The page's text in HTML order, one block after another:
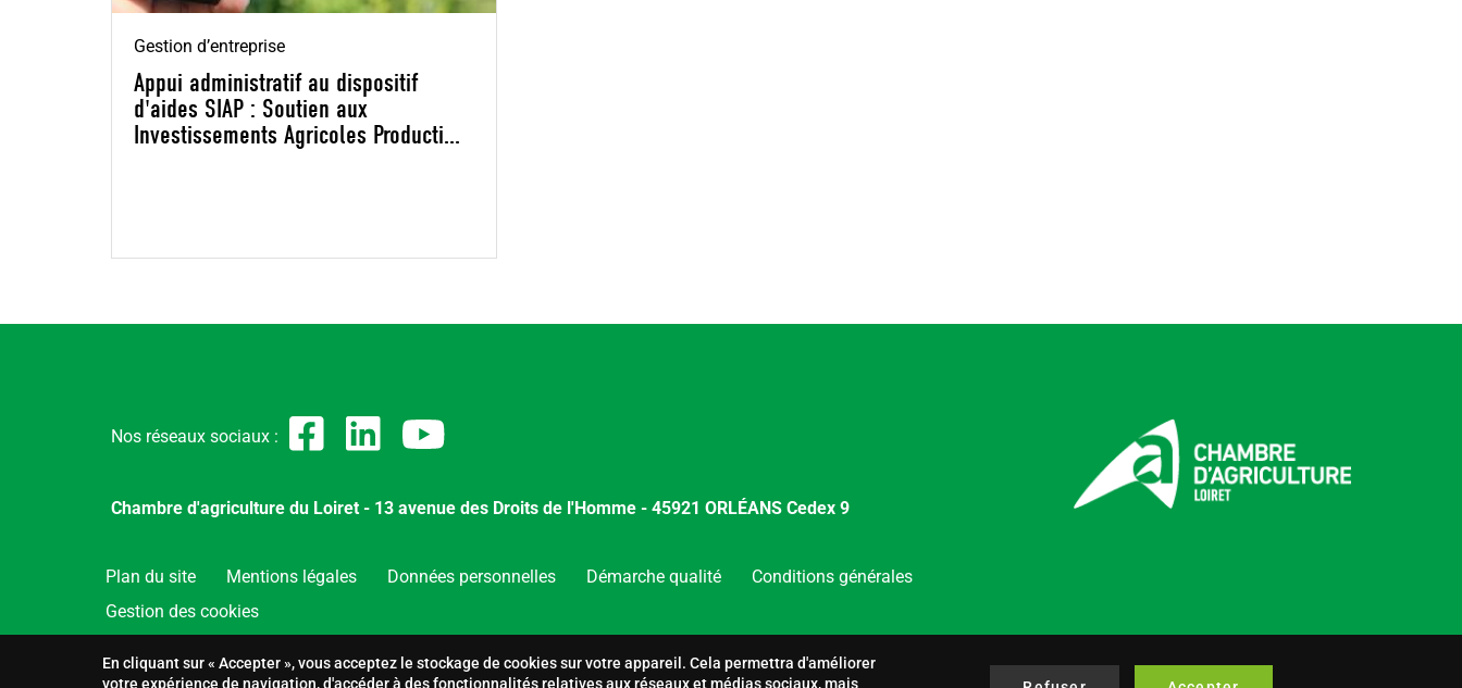
Gestion d’entreprise
Appui administratif au dispositif
d'aides SIAP : Soutien aux
Investissements Agricoles Producti...
Nos réseaux sociaux :
Chambre d'agriculture du Loiret - 13 avenue des Droits de l'Homme - 45921 ORLÉANS Cedex 9
Menu
Pied
Plan du site Mentions légales Données personnelles Démarche qualité
Conditions générales
Gestion des cookies
En cliquant sur « Accepter », vous acceptez le stockage de cookies sur votre appareil. Cela permettra d'améliorer
votre expérience de navigation, d'accéder à des fonctionnalités relatives aux réseaux et médias sociaux, mais